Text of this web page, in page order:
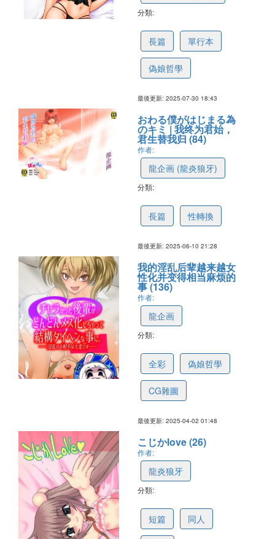
分類:
長篇 單行本
偽娘哲學
最後更新: 2025-07-30 18:43
おわる僕がはじまる為
のキミ | 我终为君始，
君生替我归 (84)
作者:
龍企画 (龍炎狼牙)
分類:
長篇 性轉換
最後更新: 2025-06-10 21:28
我的淫乱后辈越来越女
性化并变得相当麻烦的
事 (136)
作者:
龍企画
分類:
全彩 偽娘哲學
CG雜圖
最後更新: 2025-04-02 01:48
こじかlove (26)
作者:
龍炎狼牙
分類:
短篇 同人